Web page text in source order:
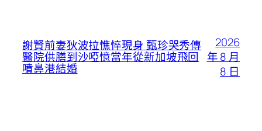
謝賢前妻狄波拉憔悴現身 甄珍哭秀傳
醫院供膳到沙啞憶當年從新加坡飛回
噴鼻港結婚
2026
年 8 月
8 日